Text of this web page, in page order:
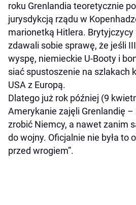
roku Grenlandia teoretycznie
jurysdykcją rządu w
marionetką Hitlera. Brytyjczycy
zdawali sobie sprawę, że jeśli
wyspę, niemieckie U-Booty i
siać spustoszenie na szlakach
USA z Europą.
Dlatego już rok później (9
Amerykanie zajęli Grenlandię
zrobić Niemcy, a nawet zanim
do wojny. Oficjalnie nie była to
przed wrogiem”.